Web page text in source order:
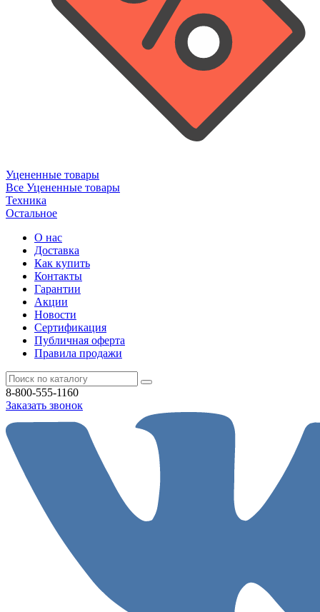
Уцененные товары
Все Уцененные товары
Техника
Остальное
О нас
Доставка
Как купить
Контакты
Гарантии
Акции
Новости
Cертификация
Публичная оферта
Правила продажи
8-800-555-1160
Заказать звонок